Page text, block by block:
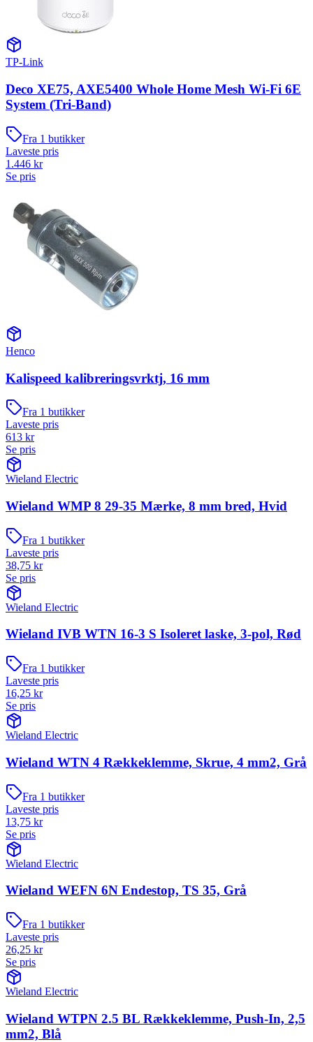
TP-Link
Deco XE75, AXE5400 Whole Home Mesh Wi-Fi 6E
System (Tri-Band)
Fra 1 butikker
Laveste pris
1.446 kr
Se pris
Henco
Kalispeed kalibreringsvrktj, 16 mm
Fra 1 butikker
Laveste pris
613 kr
Se pris
Wieland Electric
Wieland WMP 8 29-35 Mærke, 8 mm bred, Hvid
Fra 1 butikker
Laveste pris
38,75 kr
Se pris
Wieland Electric
Wieland IVB WTN 16-3 S Isoleret laske, 3-pol, Rød
Fra 1 butikker
Laveste pris
16,25 kr
Se pris
Wieland Electric
Wieland WTN 4 Rækkeklemme, Skrue, 4 mm2, Grå
Fra 1 butikker
Laveste pris
13,75 kr
Se pris
Wieland Electric
Wieland WEFN 6N Endestop, TS 35, Grå
Fra 1 butikker
Laveste pris
26,25 kr
Se pris
Wieland Electric
Wieland WTPN 2.5 BL Rækkeklemme, Push-In, 2,5
mm2, Blå